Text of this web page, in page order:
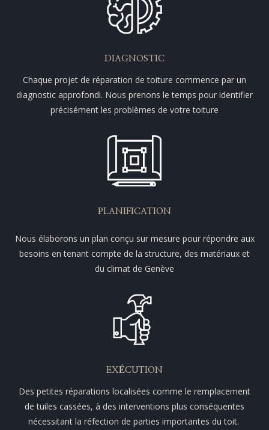
DIAGNOSTIC
Chaque projet de réparation de toiture commence par un
diagnostic approfondi. Nous prenons le temps pour identifier
précisément les problèmes de votre toiture
PLANIFICATION
Nous élaborons un plan conçu sur mesure pour répondre aux
besoins en tenant compte de la structure, des matériaux et
du climat de Genève
EXÉCUTION
Des petites réparations localisées comme le remplacement
de tuiles cassées, à des interventions plus conséquentes
nécessitant la réfection de parties importantes du toit.